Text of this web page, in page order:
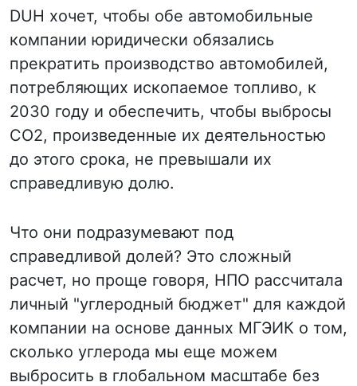
DUH хочет, чтобы обе автомобильные
компании юридически обязались
прекратить производство автомобилей,
потребляющих ископаемое топливо, к
2030 году и обеспечить, чтобы выбросы
CO2, произведенные их деятельностью
до этого срока, не превышали их
справедливую долю.
Что они подразумевают под
справедливой долей? Это сложный
расчет, но проще говоря, НПО рассчитала
личный "углеродный бюджет" для каждой
компании на основе данных МГЭИК о том,
сколько углерода мы еще можем
выбросить в глобальном масштабе без